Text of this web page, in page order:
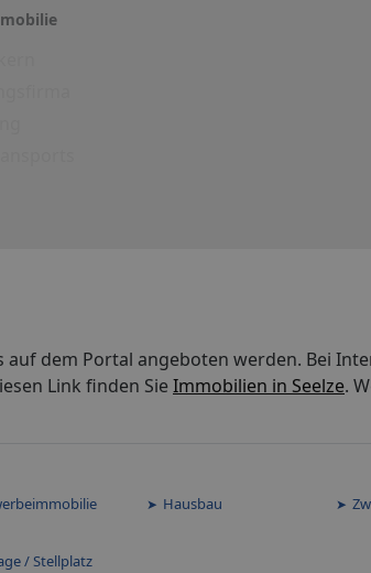
dem Portal angeboten werden. Bei
Link finden Sie Immobilien in Seelze.
Hausbau
/ Stellplatz